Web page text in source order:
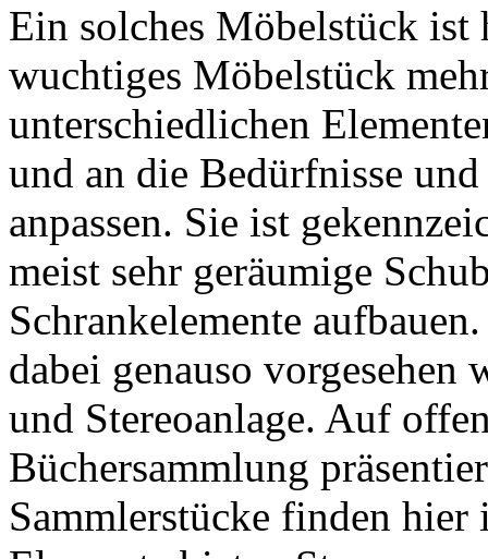
Ein solches Möbelstück ist
wuchtiges Möbelstück
unterschiedlichen
und an die Bedürfnisse
anpassen. Sie ist
meist sehr geräumige
Schrankelemente
dabei genauso
und Stereoanlage. Auf
Büchersammlung
Sammlerstücke finden hier